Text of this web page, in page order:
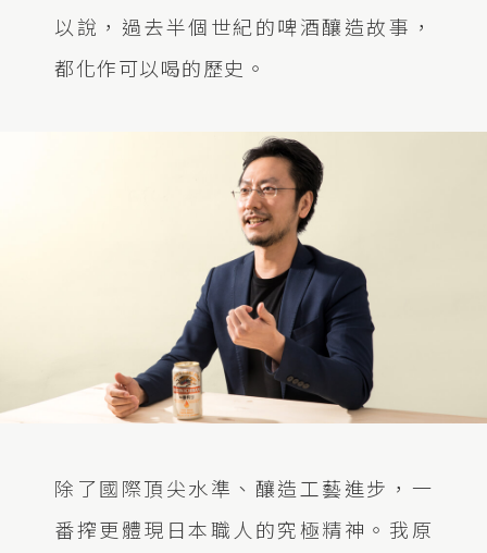
以說，過去半個世紀的啤酒釀造故事，
都化作可以喝的歷史。
除了國際頂尖水準、釀造工藝進步，一
番搾更體現日本職人的究極精神。我原